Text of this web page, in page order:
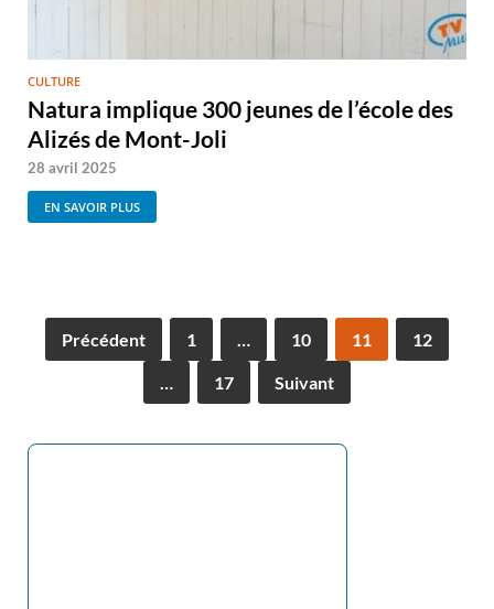
CULTURE
Natura implique 300 jeunes de l’école des
Alizés de Mont-Joli
28 avril 2025
EN SAVOIR PLUS
Précédent 1 10 11 12
17 Suivant